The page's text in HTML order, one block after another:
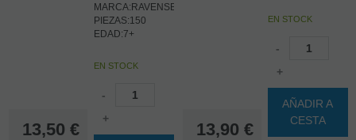
13,50 €
MARCA:RAVENSBURGER
PIEZAS:150
EDAD:7+
EN STOCK
-
+
13,90 €
EN STOCK
-
+
AÑADIR A
CESTA